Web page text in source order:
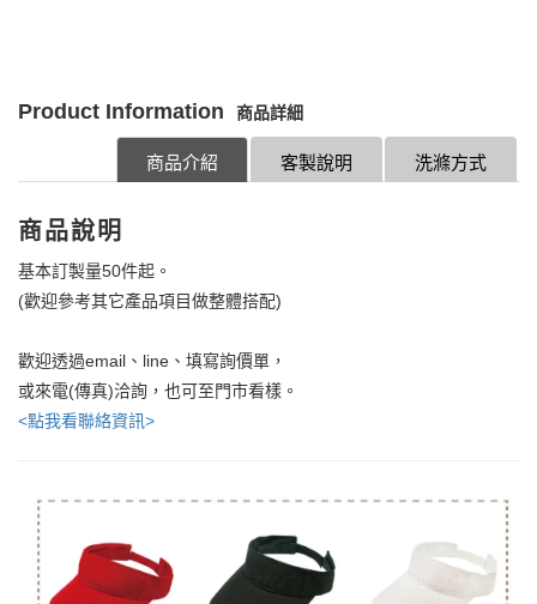
Product Information 商品詳細
洗滌方式
客製說明
商品介紹
商品說明
基本訂製量50件起。
(歡迎參考其它產品項目做整體搭配)
歡迎透過email、line、填寫詢價單，
或來電(傳真)洽詢，也可至門市看樣。
<點我看聯絡資訊>